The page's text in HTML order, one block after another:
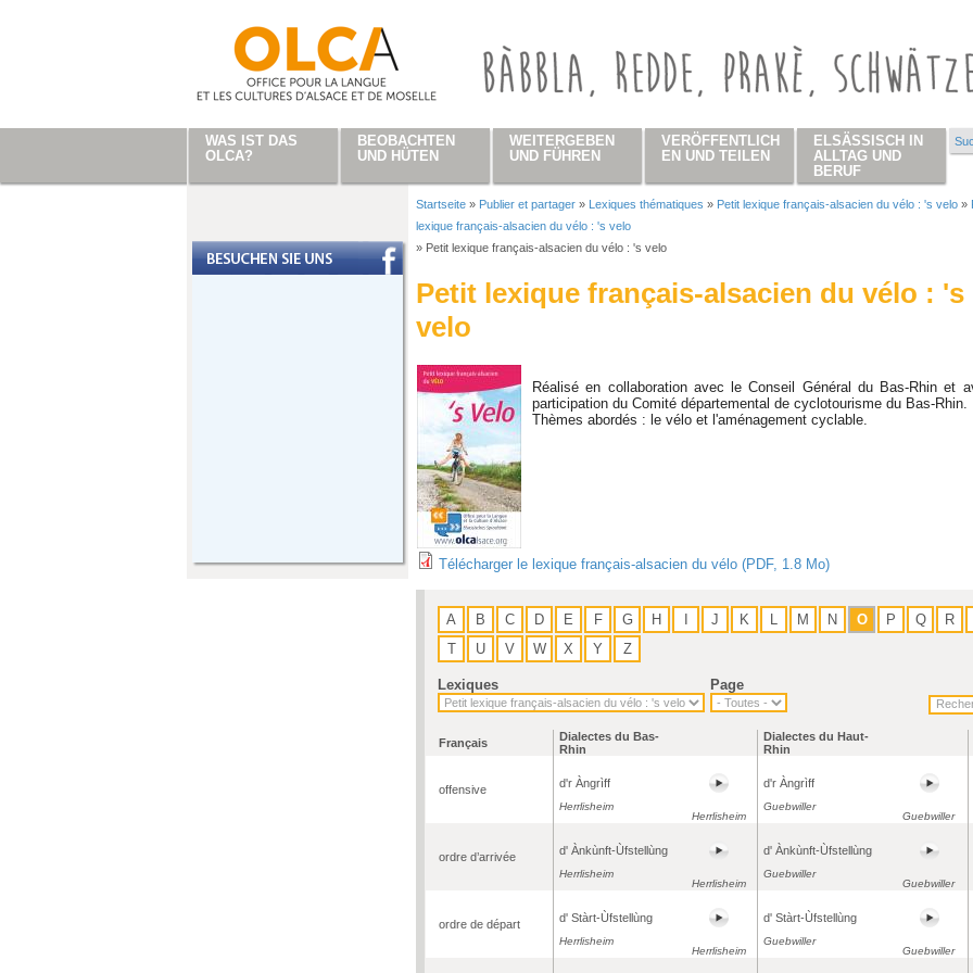
Sie sind hier
Startseite » Publier et partager » Lexiques thématiques » Petit lexique français-alsacien du vélo : 's velo »
lexique français-alsacien du vélo : 's velo
» Petit lexique français-alsacien du vélo : 's velo
Petit lexique français-alsacien du vélo : 's
velo
Réalisé en collaboration avec le Conseil Général du Bas-Rhin et
participation du Comité départemental de cyclotourisme du Bas-Rhin.
Thèmes abordés : le vélo et l'aménagement cyclable.
Télécharger le lexique français-alsacien du vélo (PDF, 1.8 Mo)
A B C D E F G H J K M N O P Q R
T
U V W X Y Z
Lexiques Page
Français
Dialectes du Bas-
Rhin
Dialectes du Haut-
Rhin
offensive d'r Àngrìff
Herrlisheim
Herrlisheim
d'r Àngrìff
Guebwiller
Guebwiller
ordre d’arrivée d' Ànkùnft-Ùfstellùng
Herrlisheim
Herrlisheim
d' Ànkùnft-Ùfstellùng
Guebwiller
Guebwiller
ordre de départ d' Stàrt-Ùfstellùng
Herrlisheim
Herrlisheim
d' Stàrt-Ùfstellùng
Guebwiller
Guebwiller
WAS IST DAS
OLCA?
BEOBACHTEN
UND HÜTEN
WEITERGEBEN
UND FÜHREN
VERÖFFENTLICH
EN UND TEILEN
ELSÄSSISCH IN
ALLTAG UND
BERUF